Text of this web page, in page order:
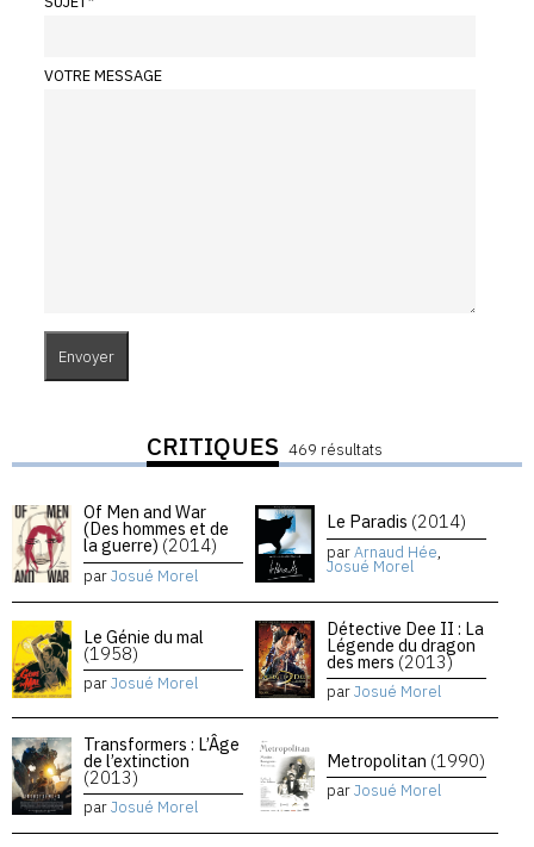
VOTRE MESSAGE
CRITIQUES 469 résultats
Of Men and War
(Des hommes et de
la guerre) (2014)
parJosué Morel
Le Paradis (2014)
parArnaud Hée,
Josué Morel
Le Génie du mal
(1958)
parJosué Morel
Détective Dee II : La
Légende du dragon
des mers (2013)
parJosué Morel
Transformers : L’Âge
de l’extinction
(2013)
parJosué Morel
Metropolitan (1990)
parJosué Morel